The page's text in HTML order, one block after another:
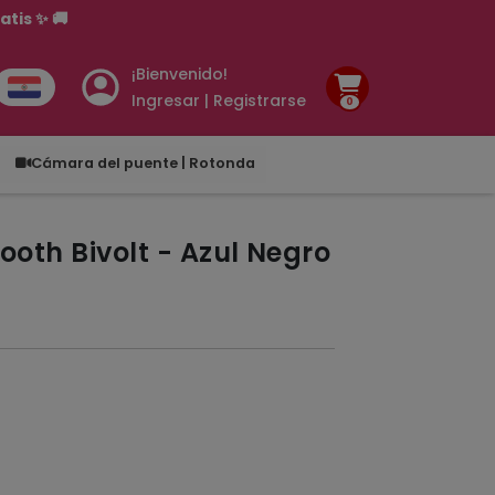
✨ 🚚
¡Bienvenido!
Ingresar | Registrarse
0
Cámara del puente | Rotonda
Bivolt - Azul Negro